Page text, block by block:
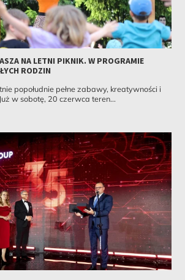
NA LETNI PIKNIK. W PROGRAMIE
RODZIN
popołudnie pełne zabawy, kreatywności i
w sobotę, 20 czerwca teren...